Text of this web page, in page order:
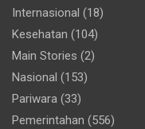
Internasional (18)
Kesehatan (104)
Main Stories (2)
Nasional (153)
Pariwara (33)
Pemerintahan (556)